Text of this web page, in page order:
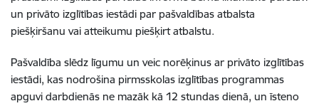
un privāto izglītības iestādi par pašvaldības atbalsta
piešķiršanu vai atteikumu piešķirt atbalstu.
Pašvaldība slēdz līgumu un veic norēķinus ar privāto izglītības
iestādi, kas nodrošina pirmsskolas izglītības programmas
apguvi darbdienās ne mazāk kā 12 stundas dienā, un īsteno